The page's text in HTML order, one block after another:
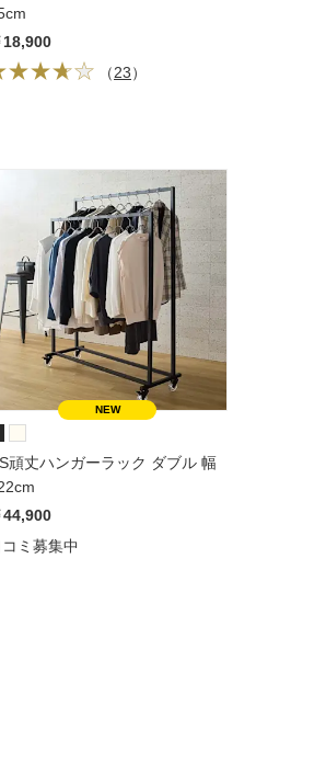
18,900
（23）
頑丈ハンガーラック ダブル 幅
44,900
ミ募集中